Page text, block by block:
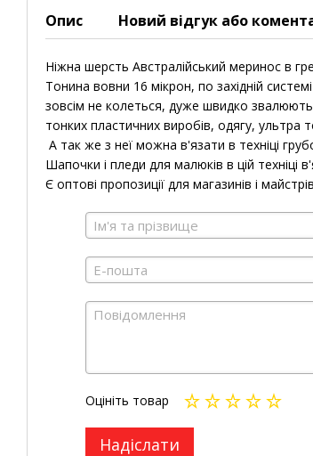
Опис Новий відгук або
Ніжна шерсть Австралійський меринос в
Тонина вовни 16 мікрон, по західній
зовсім не колеться, дуже швидко
тонких пластичних виробів, одягу, ультра
А так же з неї можна в'язати в техніці
Шапочки і пледи для малюків в цій
Є оптові пропозиції для магазинів і
Оцініть товар
Надіслати